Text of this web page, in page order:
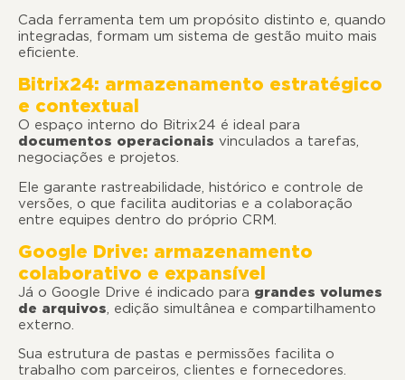
Cada ferramenta tem um propósito distinto e, quando
integradas, formam um sistema de gestão muito mais
eficiente.
Bitrix24: armazenamento estratégico
e contextual
O espaço interno do Bitrix24 é ideal para
documentos operacionais vinculados a tarefas,
negociações e projetos.
Ele garante rastreabilidade, histórico e controle de
versões, o que facilita auditorias e a colaboração
entre equipes dentro do próprio CRM.
Google Drive: armazenamento
colaborativo e expansível
Já o Google Drive é indicado para grandes volumes
de arquivos, edição simultânea e compartilhamento
externo.
Sua estrutura de pastas e permissões facilita o
trabalho com parceiros, clientes e fornecedores.